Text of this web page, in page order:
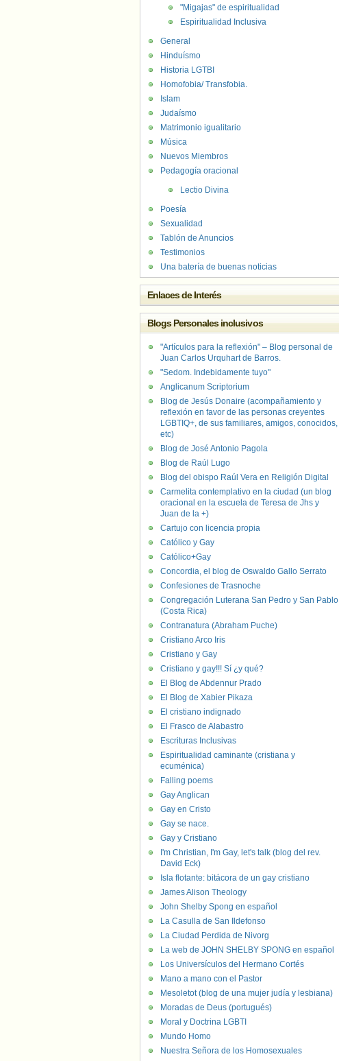
"Migajas" de espiritualidad
Espiritualidad Inclusiva
General
Hinduísmo
Historia LGTBI
Homofobia/ Transfobia.
Islam
Judaísmo
Matrimonio igualitario
Música
Nuevos Miembros
Pedagogía oracional
Lectio Divina
Poesía
Sexualidad
Tablón de Anuncios
Testimonios
Una batería de buenas noticias
Enlaces de Interés
Blogs Personales inclusivos
"Artículos para la reflexión" – Blog personal de
Juan Carlos Urquhart de Barros.
"Sedom. Indebidamente tuyo"
Anglicanum Scriptorium
Blog de Jesús Donaire (acompañamiento y
reflexión en favor de las personas creyentes
LGBTIQ+, de sus familiares, amigos, conocidos,
etc)
Blog de José Antonio Pagola
Blog de Raúl Lugo
Blog del obispo Raúl Vera en Religión Digital
Carmelita contemplativo en la ciudad (un blog
oracional en la escuela de Teresa de Jhs y
Juan de la +)
Cartujo con licencia propia
Católico y Gay
Católico+Gay
Concordia, el blog de Oswaldo Gallo Serrato
Confesiones de Trasnoche
Congregación Luterana San Pedro y San Pablo
(Costa Rica)
Contranatura (Abraham Puche)
Cristiano Arco Iris
Cristiano y Gay
Cristiano y gay!!! Sí ¿y qué?
El Blog de Abdennur Prado
El Blog de Xabier Pikaza
El cristiano indignado
El Frasco de Alabastro
Escrituras Inclusivas
Espiritualidad caminante (cristiana y
ecuménica)
Falling poems
Gay Anglican
Gay en Cristo
Gay se nace.
Gay y Cristiano
I'm Christian, I'm Gay, let's talk (blog del rev.
David Eck)
Isla flotante: bitácora de un gay cristiano
James Alison Theology
John Shelby Spong en español
La Casulla de San Ildefonso
La Ciudad Perdida de Nivorg
La web de JOHN SHELBY SPONG en español
Los Universículos del Hermano Cortés
Mano a mano con el Pastor
Mesoletot (blog de una mujer judía y lesbiana)
Moradas de Deus (portugués)
Moral y Doctrina LGBTI
Mundo Homo
Nuestra Señora de los Homosexuales